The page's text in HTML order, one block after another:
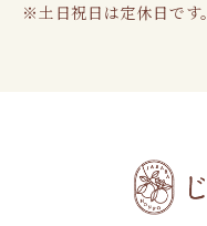
※土日祝日は定休日です。